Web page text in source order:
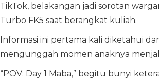
TikTok, belakangan jadi sorotan
Turbo FK5 saat berangkat kuliah.
Informasi ini pertama kali diketahui
mengunggah momen anaknya
“POV: Day 1 Maba,” begitu bunyi